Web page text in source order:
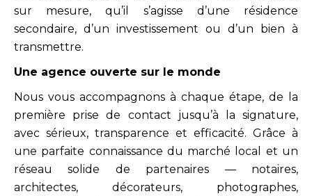
sur mesure, qu’il s’agisse d’une résidence
secondaire, d’un investissement ou d’un bien à
transmettre.
Une agence ouverte sur le monde
Nous vous accompagnons à chaque étape, de la
première prise de contact jusqu’à la signature,
avec sérieux, transparence et efficacité. Grâce à
une parfaite connaissance du marché local et un
réseau solide de partenaires — notaires,
architectes, décorateurs, photographes,